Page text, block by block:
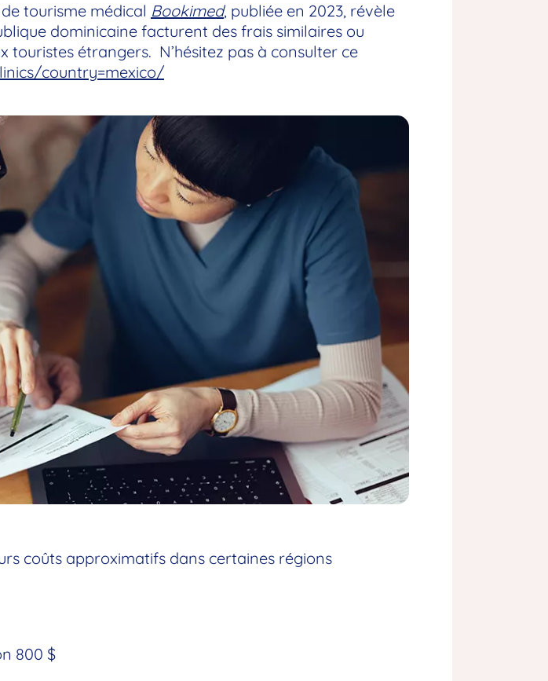
tourisme médical Bookimed, publiée en 2023, révèle
dominicaine facturent des frais similaires ou
touristes étrangers. N’hésitez pas à consulter ce
country=mexico/
coûts approximatifs dans certaines régions
800 $